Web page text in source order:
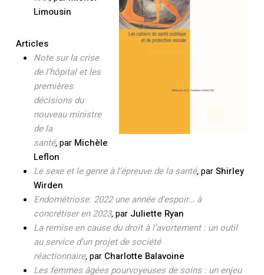
Limousin
Articles
Note sur la crise
de l’hôpital et les
premières
décisions du
nouveau ministre
de la
santé,par Michèle
Leflon
Le sexe et le genre à l’épreuve de la santé,parShirley
Wirden
Endométriose: 2022 une année d’espoir… à
concrétiser en 2023,par Juliette Ryan
La remise en cause du droit à l’avortement : un outil
au service d’un projet de société
réactionnaire,parCharlotte Balavoine
Les femmes âgées pourvoyeuses de soins : un enjeu